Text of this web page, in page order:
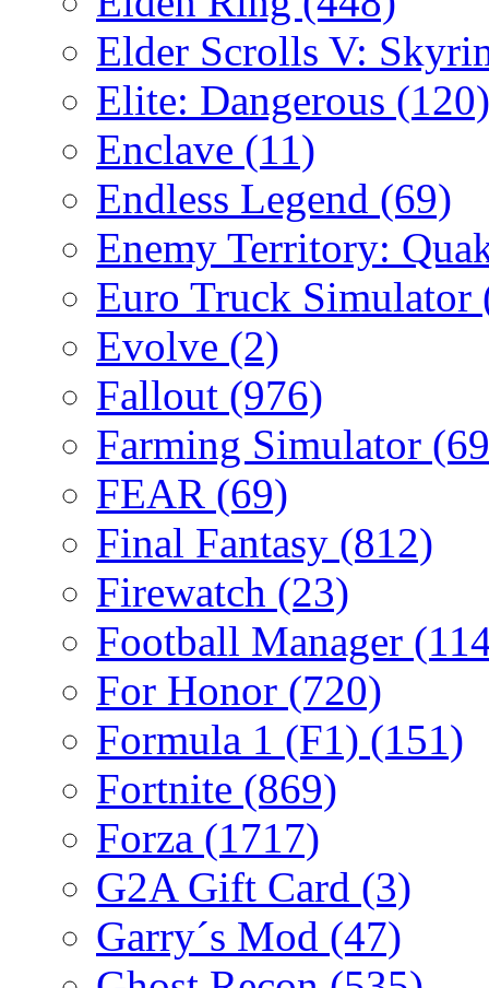
Elder Scrolls V:
Elite: Dangerous (120)
Enclave (11)
Endless Legend (69)
Enemy Territory:
Euro Truck Simulator
Evolve (2)
Fallout (976)
Farming Simulator
FEAR (69)
Final Fantasy (812)
Firewatch (23)
Football Manager
For Honor (720)
Formula 1 (F1) (151)
Fortnite (869)
Forza (1717)
G2A Gift Card (3)
Garry´s Mod (47)